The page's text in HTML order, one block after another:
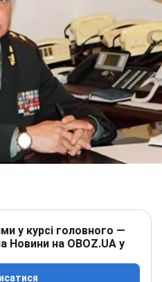
у курсі головного —
Новини на OBOZ.UA у